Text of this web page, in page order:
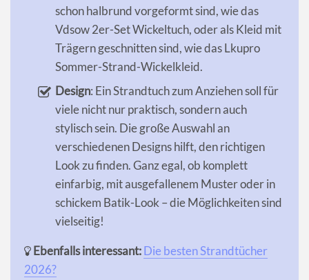
schon halbrund vorgeformt sind, wie das
Vdsow 2er-Set Wickeltuch, oder als Kleid mit
Trägern geschnitten sind, wie das Lkupro
Sommer-Strand-Wickelkleid.
Design: Ein Strandtuch zum Anziehen soll für
viele nicht nur praktisch, sondern auch
stylisch sein. Die große Auswahl an
verschiedenen Designs hilft, den richtigen
Look zu finden. Ganz egal, ob komplett
einfarbig, mit ausgefallenem Muster oder in
schickem Batik-Look – die Möglichkeiten sind
vielseitig!
Ebenfalls interessant:Die besten Strandtücher
2026?